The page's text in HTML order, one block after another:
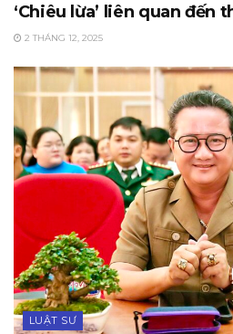
‘Chiêu lừa’ liên quan đến
2 THÁNG 12, 2025
LUẬT SƯ